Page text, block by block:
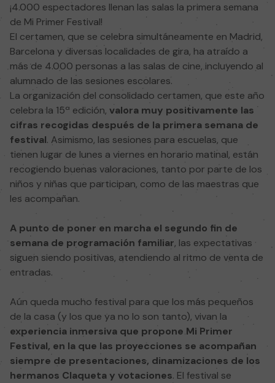
¡4.000 espectadores llenan las salas la primera semana
de Mi Primer Festival!
El certamen, que se celebra simultáneamente en Madrid,
Barcelona y diversas localidades de gira, ha atraído a
más de 4.000 personas a las salas de cine, incluyendo al
alumnado de las sesiones escolares.
La organización del consolidado certamen, que este año
celebra la 15ª edición, valora muy positivamente las
cifras recogidas después de la primera semana de
festival. Asimismo, las sesiones para escuelas, que
tienen lugar de lunes a viernes en horario matinal, están
recogiendo buenas valoraciones, tanto por parte de los
niños y niñas que participan, como de las maestras que
les acompañan.
A punto de poner en marcha el segundo fin de
semana de programación familiar, las expectativas
siguen siendo positivas, atendiendo al ritmo de venta de
entradas.
Aún queda mucho festival para que los más pequeños
de la casa (y los que ya no lo son tanto), vivan la
experiencia inmersiva que propone Mi Primer
Festival, en la que las proyecciones se acompañan
siempre de presentaciones, dinamizaciones de los
hermanos Claqueta y votaciones. El festival se